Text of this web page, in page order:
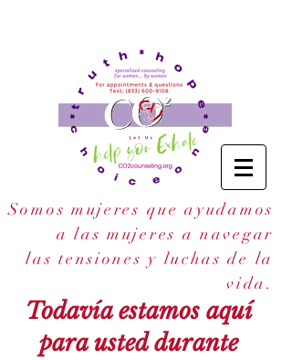
Somos mujeres que ayudamos
a las mujeres a navegar
las tensiones y luchas de la
vida.
Todavía estamos aquí
para usted durante